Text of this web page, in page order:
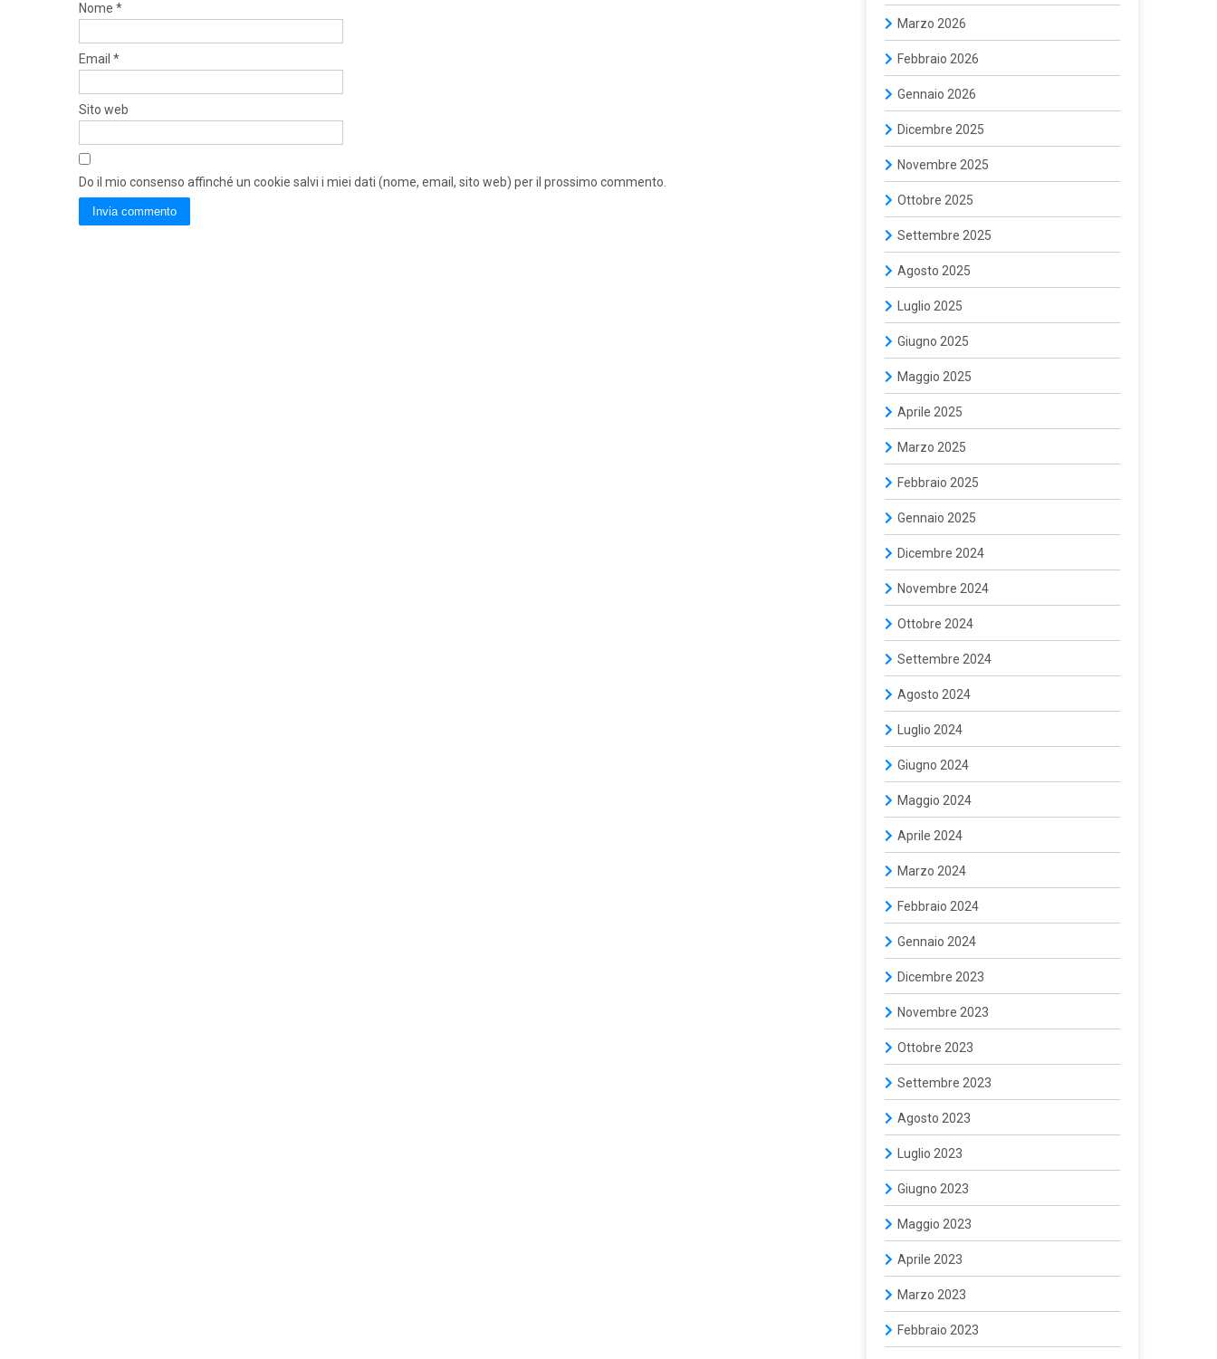
Nome *
Email *
Sito web
Do il mio consenso affinché un cookie salvi i miei dati (nome, email, sito web) per il prossimo commento.
Marzo 2026
Febbraio 2026
Gennaio 2026
Dicembre 2025
Novembre 2025
Ottobre 2025
Settembre 2025
Agosto 2025
Luglio 2025
Giugno 2025
Maggio 2025
Aprile 2025
Marzo 2025
Febbraio 2025
Gennaio 2025
Dicembre 2024
Novembre 2024
Ottobre 2024
Settembre 2024
Agosto 2024
Luglio 2024
Giugno 2024
Maggio 2024
Aprile 2024
Marzo 2024
Febbraio 2024
Gennaio 2024
Dicembre 2023
Novembre 2023
Ottobre 2023
Settembre 2023
Agosto 2023
Luglio 2023
Giugno 2023
Maggio 2023
Aprile 2023
Marzo 2023
Febbraio 2023